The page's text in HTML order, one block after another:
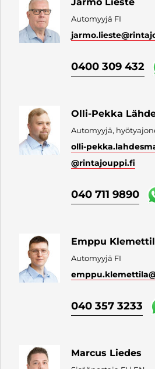
Automyyjä FI
jarmo.lieste
0400 309 432
Olli-Pekka
Automyyjä,
olli-
@rintajouppi.fi
040 711 9890
Emppu
Automyyjä FI
emppu.klemettila
040 357 3233
Marcus Liedes